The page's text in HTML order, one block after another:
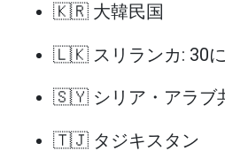
🇰🇷 大韓民国
🇱🇰 スリランカ: 30
🇸🇾 シリア・アラブ
🇹🇯 タジキスタン